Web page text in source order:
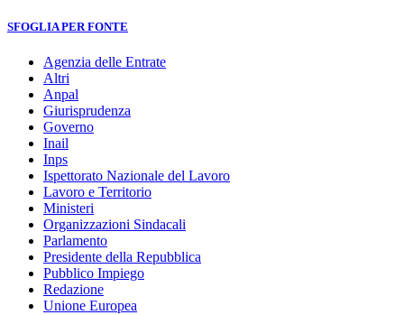
SFOGLIA PER FONTE
Agenzia delle Entrate
Altri
Anpal
Giurisprudenza
Governo
Inail
Inps
Ispettorato Nazionale del Lavoro
Lavoro e Territorio
Ministeri
Organizzazioni Sindacali
Parlamento
Presidente della Repubblica
Pubblico Impiego
Redazione
Unione Europea